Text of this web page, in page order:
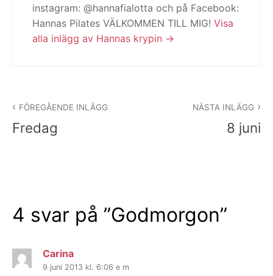
instagram: @hannafialotta och på Facebook:
Hannas Pilates VÄLKOMMEN TILL MIG! Visa
alla inlägg av Hannas krypin
FÖREGÅENDE INLÄGG
Fredag
NÄSTA INLÄGG
8 juni
4 svar på ”Godmorgon”
Carina
9 juni 2013 kl. 6:06 e m